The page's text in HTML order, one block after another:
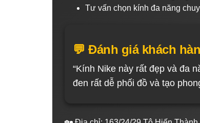
Tư vấn chọn kính đa năng
💬 Đánh giá khách
“Kính Nike này rất đẹp và đa
đen rất dễ phối đồ và tạo